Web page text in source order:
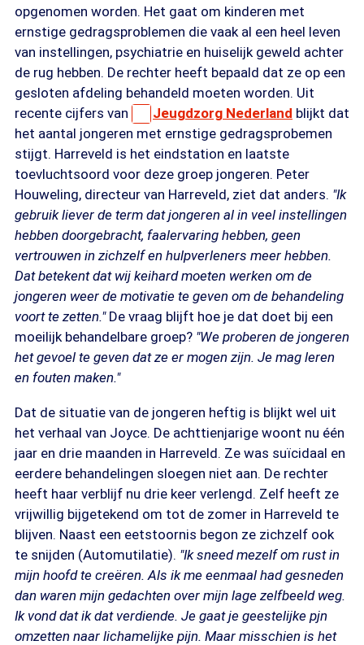
opgenomen worden. Het gaat om kinderen met
ernstige gedragsproblemen die vaak al een heel leven
van instellingen, psychiatrie en huiselijk geweld achter
de rug hebben. De rechter heeft bepaald dat ze op een
gesloten afdeling behandeld moeten worden. Uit
recente cijfers van
Jeugdzorg Nederland blijkt dat
het aantal jongeren met ernstige gedragsprobemen
stijgt. Harreveld is het eindstation en laatste
toevluchtsoord voor deze groep jongeren. Peter
Houweling, directeur van Harreveld, ziet dat anders. "Ik
gebruik liever de term dat jongeren al in veel instellingen
hebben doorgebracht, faalervaring hebben, geen
vertrouwen in zichzelf en hulpverleners meer hebben.
Dat betekent dat wij keihard moeten werken om de
jongeren weer de motivatie te geven om de behandeling
voort te zetten." De vraag blijft hoe je dat doet bij een
moeilijk behandelbare groep? "We proberen de jongeren
het gevoel te geven dat ze er mogen zijn. Je mag leren
en fouten maken."
Dat de situatie van de jongeren heftig is blijkt wel uit
het verhaal van Joyce. De achttienjarige woont nu één
jaar en drie maanden in Harreveld. Ze was suïcidaal en
eerdere behandelingen sloegen niet aan. De rechter
heeft haar verblijf nu drie keer verlengd. Zelf heeft ze
vrijwillig bijgetekend om tot de zomer in Harreveld te
blijven. Naast een eetstoornis begon ze zichzelf ook
te snijden (Automutilatie). "Ik sneed mezelf om rust in
mijn hoofd te creëren. Als ik me eenmaal had gesneden
dan waren mijn gedachten over mijn lage zelfbeeld weg.
Ik vond dat ik dat verdiende. Je gaat je geestelijke pjn
omzetten naar lichamelijke pijn. Maar misschien is het